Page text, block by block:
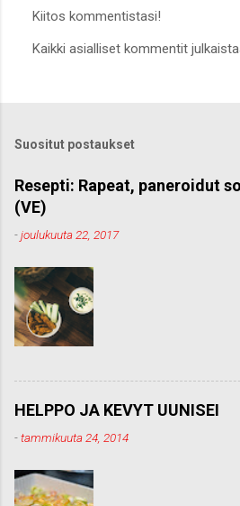
ä
o
m
n
t
Kiitos kommentistasi!
Kaikki asialliset kommentit
Suositut postaukset
Resepti: Rapeat, paneroidut
(VE)
-joulukuuta 22, 2017
HELPPO JA KEVYT UUNISEI
-tammikuuta 24, 2014